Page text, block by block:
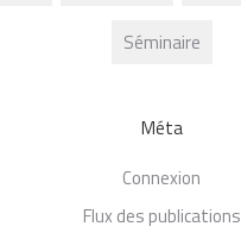
Séminaire
Méta
Connexion
Flux des publications